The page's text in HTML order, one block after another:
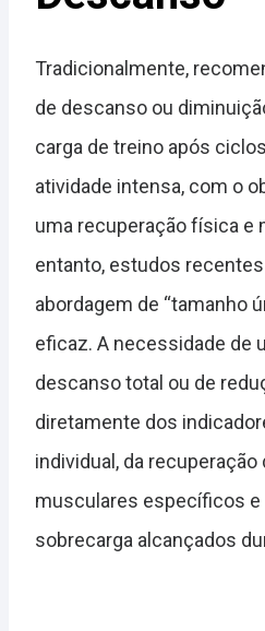
Tradicionalmente,
de descanso ou
carga de treino após
atividade intensa, com o
uma recuperação física e
entanto, estudos
abordagem de “tamanho
eficaz. A necessidade de
descanso total ou de
diretamente dos
individual, da recuperação
musculares específicos e
sobrecarga alcançados